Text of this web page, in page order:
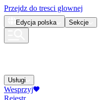
Przejdz do tresci glownej
Edycja polska Sekcje
Usługi
Wesprzyj
Rejestr